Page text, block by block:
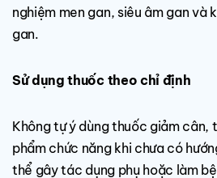
nghiệm men gan, siêu âm gan và
gan.
Sử dụng thuốc theo chỉ định
Không tự ý dùng thuốc giảm cân,
phẩm chức năng khi chưa có
thể gây tác dụng phụ hoặc làm